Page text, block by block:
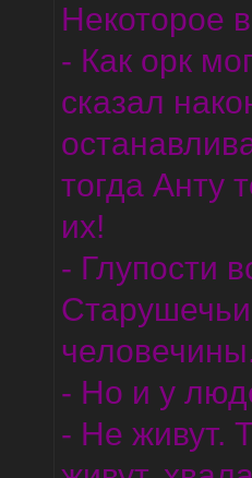
Некоторое
- Как орк
сказал
тогда Анту
их!
- Глупости
- Но и у
- Не живут.